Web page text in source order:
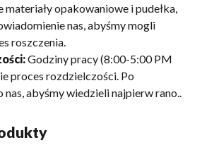
opakowaniowe i pudełka,
nas, abyśmy mogli
roszczenia.
Godziny pracy (8:00-5:00 PM
proces rozdzielczości. Po
abyśmy wiedzieli najpierw rano..